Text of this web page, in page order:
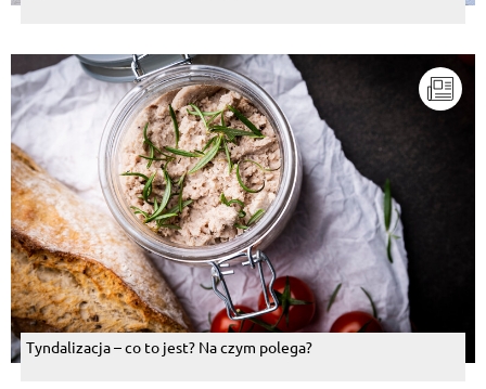
Tyndalizacja – co to jest? Na czym polega?